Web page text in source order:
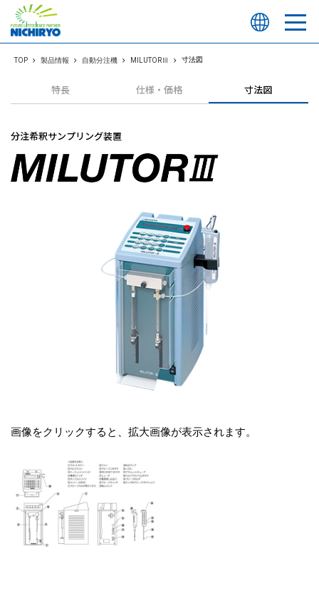
TOP 製品情報 自動分注機 MILUTORⅢ 寸法図
特長 仕様・価格 寸法図
分注希釈サンプリング装置
画像をクリックすると、拡大画像が表示されます。